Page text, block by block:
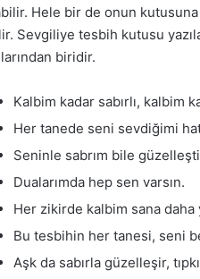
Hele bir de onun
Sevgiliye tesbih kutusu
biridir.
Kalbim kadar sabırlı, kalbim
Her tanede seni sevdiğimi
Seninle sabrım bile
Dualarımda hep sen varsın.
Her zikirde kalbim sana daha
Bu tesbihin her tanesi, seni
Aşk da sabırla güzelleşir,